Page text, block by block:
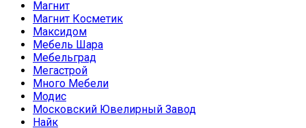
Магнит
Магнит Косметик
Максидом
Мебель Шара
Мебельград
Мегастрой
Много Мебели
Модис
Московский Ювелирный Завод
Найк